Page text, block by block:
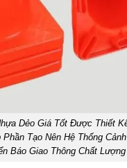
Dẻo Giá Tốt Được Thiết
Tạo Nên Hệ Thống
Báo Giao Thông Chất Lượng